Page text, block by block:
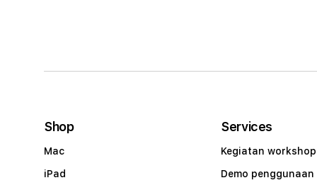
Shop
Mac
iPad
Services
Kegiatan workshop
Demo penggunaan